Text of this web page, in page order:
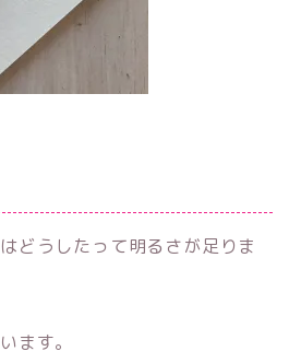
どうしたって明るさが足りま
ます。